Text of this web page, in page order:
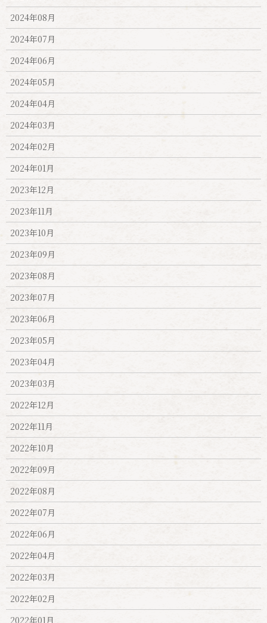
2024年08月
2024年07月
2024年06月
2024年05月
2024年04月
2024年03月
2024年02月
2024年01月
2023年12月
2023年11月
2023年10月
2023年09月
2023年08月
2023年07月
2023年06月
2023年05月
2023年04月
2023年03月
2022年12月
2022年11月
2022年10月
2022年09月
2022年08月
2022年07月
2022年06月
2022年04月
2022年03月
2022年02月
2022年01月